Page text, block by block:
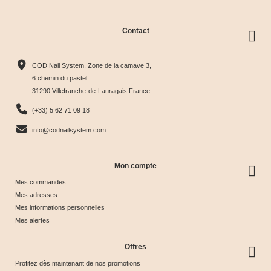
Tips &
nuancier
 
& Tips
Glow &
Collection
Contact
COD Nail System, Zone de la camave 3,
6 chemin du pastel
31290 Villefranche-de-Lauragais France
(+33) 5 62 71 09 18
info@codnailsystem.com
Mon compte
Mes commandes
Mes adresses
Mes informations personnelles
Mes alertes
Offres
Profitez dès maintenant de nos promotions